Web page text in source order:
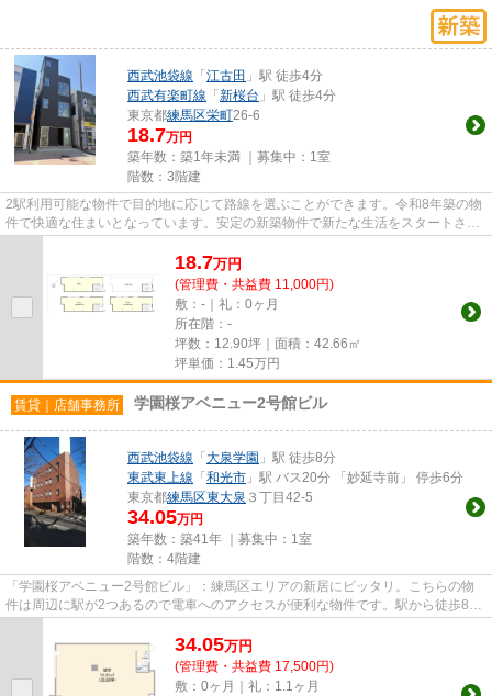
西武池袋線 「 江古田 」駅 徒歩4分
西武有楽町線 「 新桜台 」駅 徒歩4分
東京都練馬区栄町26-6
18.7万円
築年数：築1年未満 ｜募集中： 1室
階数：3階建
2駅利用可能な物件で目的地に応じて路線を選ぶことができます。令和8年築の物
件で快適な住まいとなっています。安定の新築物件で新たな生活をスタートさせ
18.7万円
(管理費・共益費 11,000円)
敷：-｜礼：0ヶ月
所在階：-
坪数：12.90坪｜面積：42.66㎡
坪単価： 1.45万円
賃貸｜店舗事務所 学園桜アベニュー2号館ビル
西武池袋線 「 大泉学園 」駅 徒歩8分
東武東上線 「 和光市 」駅 バス20分 「妙延寺前」 停歩6分
東京都練馬区東大泉 ３丁目42-5
34.05万円
築年数：築41年 ｜募集中： 1室
階数：4階建
「学園桜アベニュー2号館ビル」：練馬区エリアの新居にピッタリ。こちらの物
件は周辺に駅が2つあるので電車へのアクセスが便利な物件です。駅から徒歩8分
34.05万円
(管理費・共益費 17,500円)
敷：0ヶ月｜礼：1.1ヶ月